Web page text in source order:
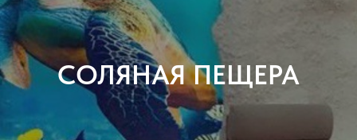
СОЛЯНАЯ ПЕЩЕРА